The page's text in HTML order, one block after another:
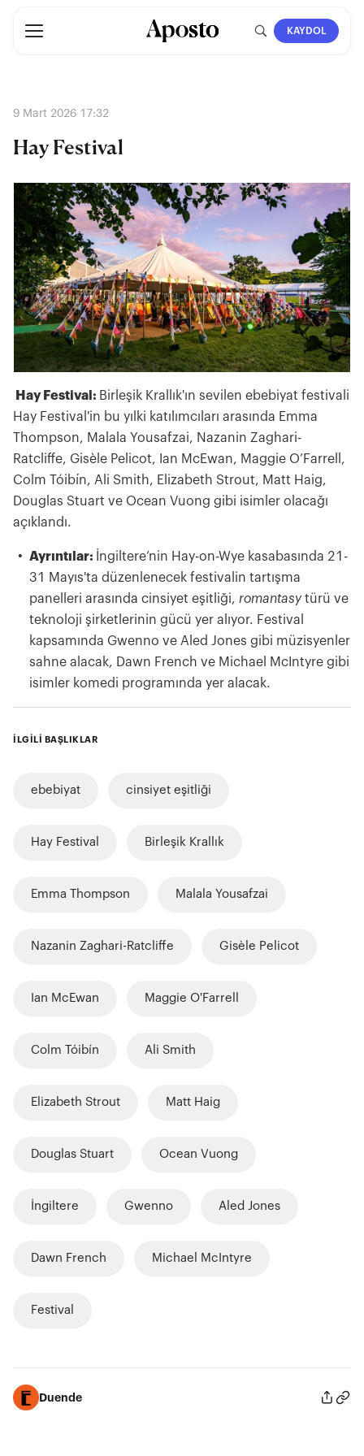
KAYDOL
9 Mart 2026 17:32
Hay Festival
Hay Festival: Birleşik Krallık'ın sevilen ebebiyat festivali
Hay Festival'in bu yılki katılımcıları arasında Emma
Thompson, Malala Yousafzai, Nazanin Zaghari-
Ratcliffe, Gisèle Pelicot, Ian McEwan, Maggie O’Farrell,
Colm Tóibín, Ali Smith, Elizabeth Strout, Matt Haig,
Douglas Stuart ve Ocean Vuong gibi isimler olacağı
açıklandı.
Ayrıntılar: İngiltere’nin Hay-on-Wye kasabasında 21-
31 Mayıs'ta düzenlenecek festivalin tartışma
panelleri arasında cinsiyet eşitliği, romantasytürü ve
teknoloji şirketlerinin gücü yer alıyor. Festival
kapsamında Gwenno ve Aled Jones gibi müzisyenler
sahne alacak, Dawn French ve Michael McIntyre gibi
isimler komedi programında yer alacak.
İLGİLİ BAŞLIKLAR
ebebiyat cinsiyet eşitliği
Hay Festival Birleşik Krallık
Emma Thompson Malala Yousafzai
Nazanin Zaghari-Ratcliffe Gisèle Pelicot
Ian McEwan Maggie O'Farrell
Colm Tóibín Ali Smith
Elizabeth Strout Matt Haig
Douglas Stuart Ocean Vuong
İngiltere Gwenno Aled Jones
Dawn French Michael McIntyre
Festival
Duende